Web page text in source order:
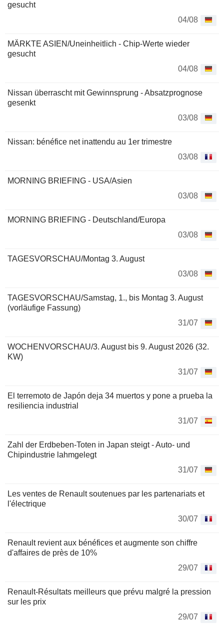
gesucht
04/08
MÄRKTE ASIEN/Uneinheitlich - Chip-Werte wieder
gesucht
04/08
Nissan überrascht mit Gewinnsprung - Absatzprognose
gesenkt
03/08
Nissan: bénéfice net inattendu au 1er trimestre
03/08
MORNING BRIEFING - USA/Asien
03/08
MORNING BRIEFING - Deutschland/Europa
03/08
TAGESVORSCHAU/Montag 3. August
03/08
TAGESVORSCHAU/Samstag, 1., bis Montag 3. August
(vorläufige Fassung)
31/07
WOCHENVORSCHAU/3. August bis 9. August 2026 (32.
KW)
31/07
El terremoto de Japón deja 34 muertos y pone a prueba la
resiliencia industrial
31/07
Zahl der Erdbeben-Toten in Japan steigt - Auto- und
Chipindustrie lahmgelegt
31/07
Les ventes de Renault soutenues par les partenariats et
l'électrique
30/07
Renault revient aux bénéfices et augmente son chiffre
d'affaires de près de 10%
29/07
Renault-Résultats meilleurs que prévu malgré la pression
sur les prix
29/07